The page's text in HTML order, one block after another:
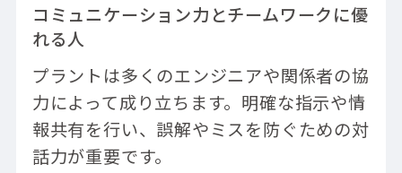
コミュニケーション力とチームワークに優
れる人
プラントは多くのエンジニアや関係者の協
力によって成り立ちます。明確な指示や情
報共有を行い、誤解やミスを防ぐための対
話力が重要です。